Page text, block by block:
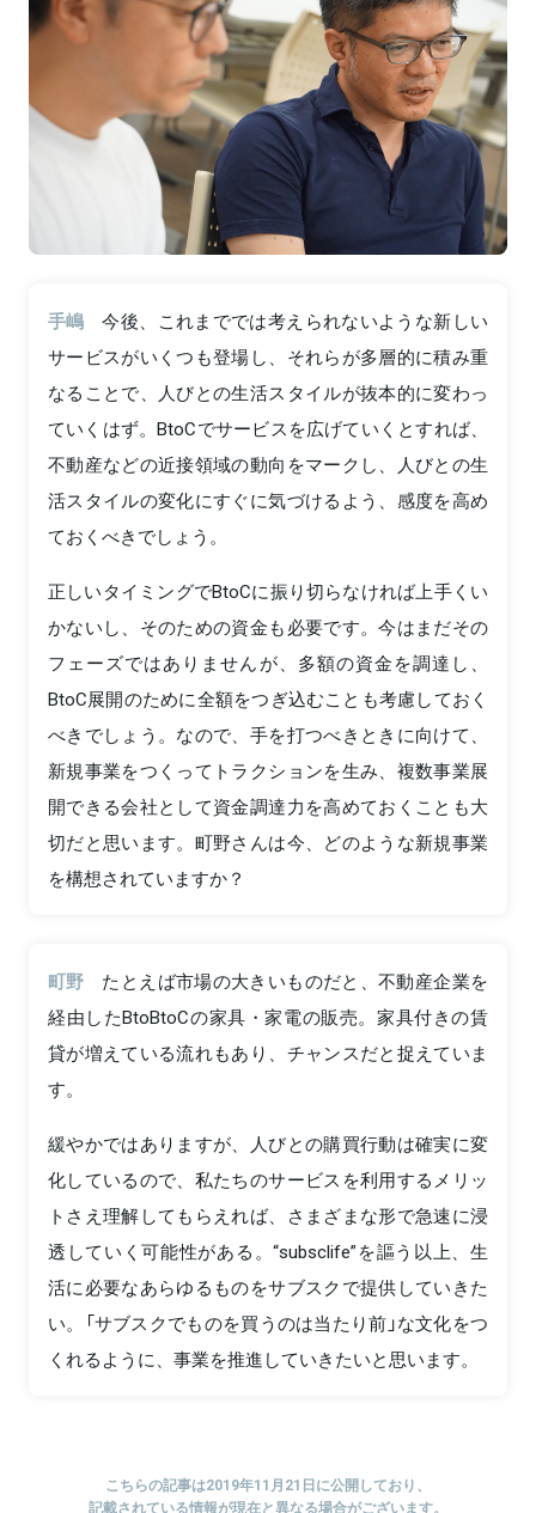
手嶋
今後、これまででは考えられないような新しい
サービスがいくつも登場し、それらが多層的に積み重
なることで、人びとの生活スタイルが抜本的に変わっ
ていくはず。BtoCでサービスを広げていくとすれば、
不動産などの近接領域の動向をマークし、人びとの生
活スタイルの変化にすぐに気づけるよう、感度を高め
ておくべきでしょう。
正しいタイミングでBtoCに振り切らなければ上手くい
かないし、そのための資金も必要です。今はまだその
フェーズではありませんが、多額の資金を調達し、
BtoC展開のために全額をつぎ込むことも考慮しておく
べきでしょう。なので、手を打つべきときに向けて、
新規事業をつくってトラクションを生み、複数事業展
開できる会社として資金調達力を高めておくことも大
切だと思います。町野さんは今、どのような新規事業
を構想されていますか？
町野
たとえば市場の大きいものだと、不動産企業を
経由したBtoBtoCの家具・家電の販売。家具付きの賃
貸が増えている流れもあり、チャンスだと捉えていま
す。
緩やかではありますが、人びとの購買行動は確実に変
化しているので、私たちのサービスを利用するメリッ
トさえ理解してもらえれば、さまざまな形で急速に浸
透していく可能性がある。“subsclife”を謳う以上、生
活に必要なあらゆるものをサブスクで提供していきた
い。「サブスクでものを買うのは当たり前」な文化をつ
くれるように、事業を推進していきたいと思います。
こちらの記事は2019年11月21日に公開しており、
記載されている情報が現在と異なる場合がございます。